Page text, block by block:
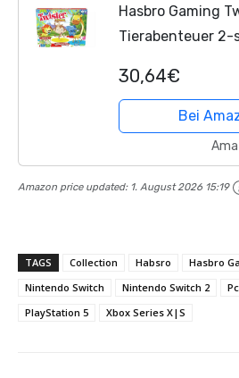
Hasbro Gaming
Tierabenteuer 2-
2-4 Spieler
30,64€
Bei
Amazon price updated: 1. August 2026 15:19
TAGS Collection Habsro Hasbro
Nintendo Switch
Nintendo Switch 2 Pc
PlayStation 5
Xbox Series X|S